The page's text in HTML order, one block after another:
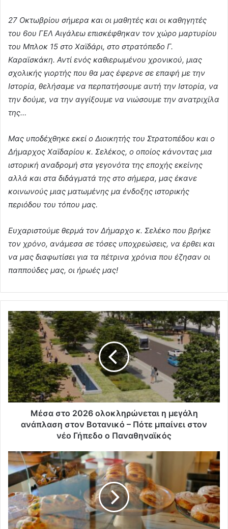
27 Οκτωβρίου σήμερα και οι μαθητές και οι καθηγητές
του 6ου ΓΕΛ Αιγάλεω επισκέφθηκαν τον χώρο μαρτυρίου
του Μπλοκ 15 στο Χαϊδάρι, στο στρατόπεδο Γ.
Καραϊσκάκη. Αντί ενός καθιερωμένου χρονικού, μιας
σχολικής γιορτής που θα μας έφερνε σε επαφή με την
Ιστορία, θελήσαμε να περπατήσουμε αυτή την Ιστορία, να
την δούμε, να την αγγίξουμε να νιώσουμε την ανατριχίλα
της…
Μας υποδέχθηκε εκεί ο Διοικητής του Στρατοπέδου και ο
Δήμαρχος Χαϊδαρίου κ. Σελέκος, ο οποίος κάνοντας μια
ιστορική αναδρομή στα γεγονότα της εποχής εκείνης
αλλά και στα διδάγματά της στο σήμερα, μας έκανε
κοινωνούς μιας ματωμένης μα ένδοξης ιστορικής
περιόδου του τόπου μας.
Ευχαριστούμε θερμά τον Δήμαρχο κ. Σελέκο που βρήκε
τον χρόνο, ανάμεσα σε τόσες υποχρεώσεις, να έρθει και
να μας διαφωτίσει για τα πέτρινα χρόνια που έζησαν οι
παππούδες μας, οι ήρωές μας!
Μέσα στο 2026 ολοκληρώνεται η μεγάλη
ανάπλαση στον Βοτανικό – Πότε μπαίνει στον
νέο Γήπεδο ο Παναθηναϊκός